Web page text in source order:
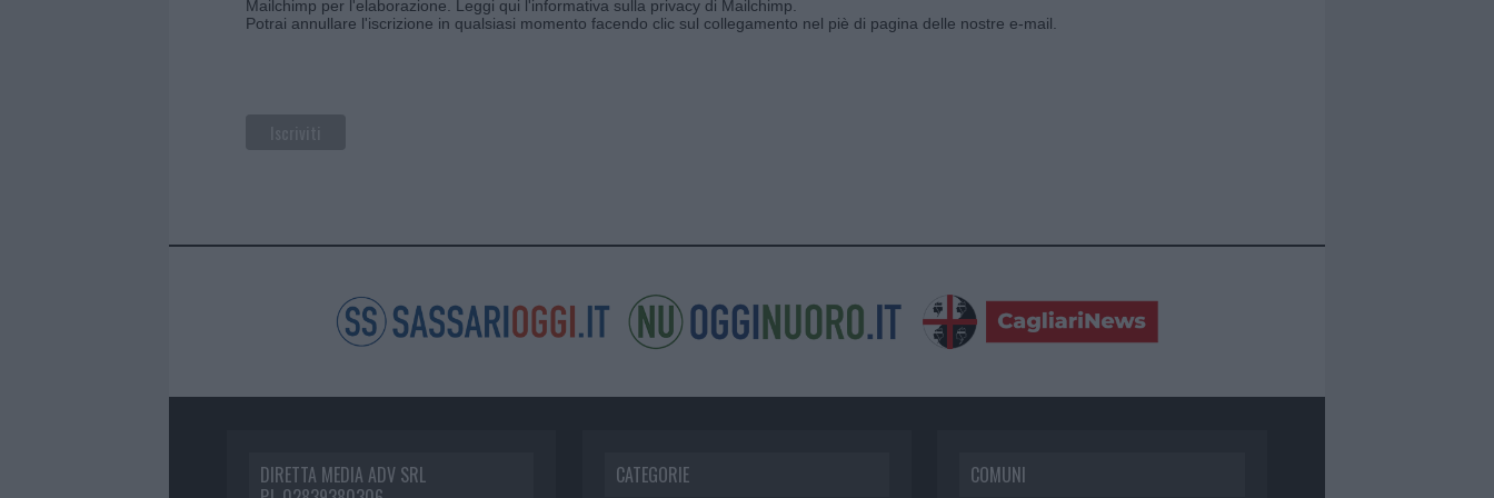
Mailchimp per l'elaborazione. Leggi qui l'informativa sulla privacy di Mailchimp
Potrai annullare l'iscrizione in qualsiasi momento facendo clic sul collegamento nel piè di pagina delle nostre e-mail.
DIRETTA MEDIA ADV SRL
CATEGORIE COMUNI